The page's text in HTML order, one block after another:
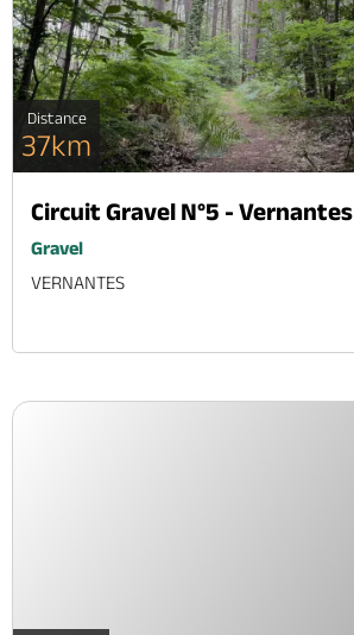
Distance
37km
Circuit Gravel N°5 - Vernantes
Gravel
VERNANTES